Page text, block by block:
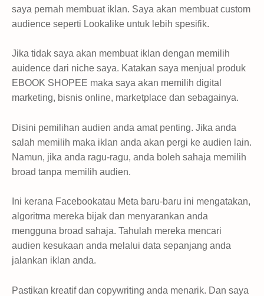
saya pernah membuat iklan. Saya akan membuat custom
audience seperti Lookalike untuk lebih spesifik.
Jika tidak saya akan membuat iklan dengan memilih
auidence dari niche saya. Katakan saya menjual produk
EBOOK SHOPEE maka saya akan memilih digital
marketing, bisnis online, marketplace dan sebagainya.
Disini pemilihan audien anda amat penting. Jika anda
salah memilih maka iklan anda akan pergi ke audien lain.
Namun, jika anda ragu-ragu, anda boleh sahaja memilih
broad tanpa memilih audien.
Ini kerana Facebookatau Meta baru-baru ini mengatakan,
algoritma mereka bijak dan menyarankan anda
mengguna broad sahaja. Tahulah mereka mencari
audien kesukaan anda melalui data sepanjang anda
jalankan iklan anda.
Pastikan kreatif dan copywriting anda menarik. Dan saya